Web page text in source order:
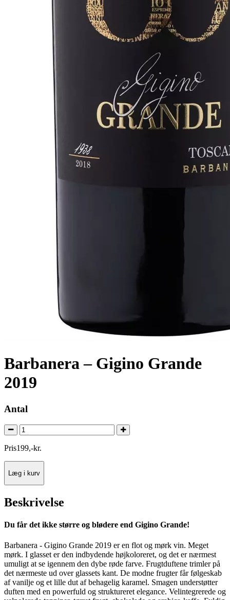
Barbanera – Gigino Grande
2019
Antal
Pris199,-kr.
Læg i kurv
Beskrivelse
Du får det ikke større og blødere end Gigino Grande!
Barbanera - Gigino Grande 2019 er en flot og mørk vin. Meget
mørk. I glasset er den indbydende højkoloreret, og det er nærmest
umuligt at se igennem den dybe røde farve. Frugtduftene trimler på
det nærmeste ud over glassets kant. De modne frugter får følgeskab
af vanilje og et lille dut af behagelig karamel. Smagen understøtter
duften med en powerfuld og struktureret elegance. Velintegrerede og